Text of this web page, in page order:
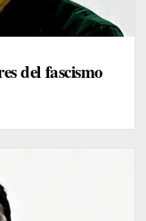
del fascismo